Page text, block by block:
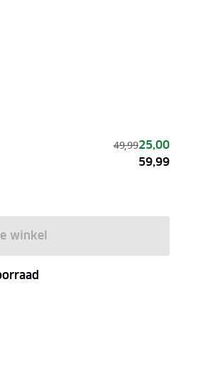
49,9925,00
59,99
winkel